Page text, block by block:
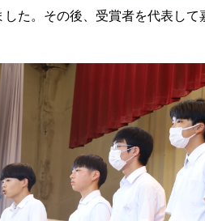
た。その後、受賞者を代表して